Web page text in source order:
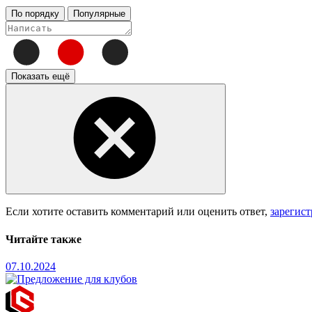
По порядку Популярные
Показать ещё
Если хотите оставить комментарий или оценить ответ,
Читайте также
07.10.2024